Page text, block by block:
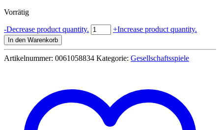
Vorrätig
-Decrease product quantity. Natural
Games
mit
Metallkorb
+Increase product quantity.
In den Warenkorb
Artikelnummer: 0061058834 Kategorie: Gesellschaftsspiele